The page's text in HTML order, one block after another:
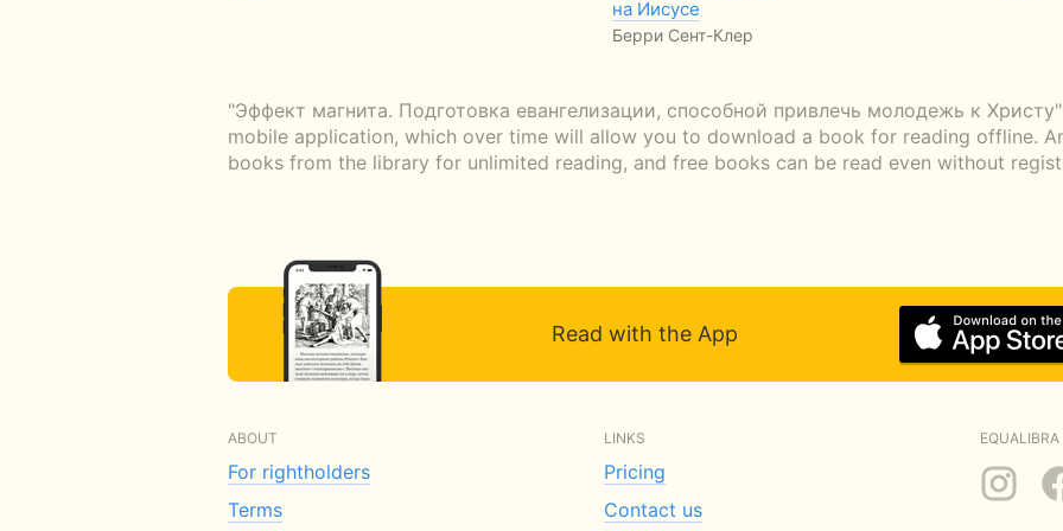
на Иисусе
Берри Сент-Клер
"Эффект магнита. Подготовка евангелизации, способной привлечь молодежь к
mobile application, which over time will allow you to download a book for reading offline.
books from the library for unlimited reading, and free books can be read even without
Read with the App
ABOUT
For rightholders
Terms
LINKS
Pricing
Contact us